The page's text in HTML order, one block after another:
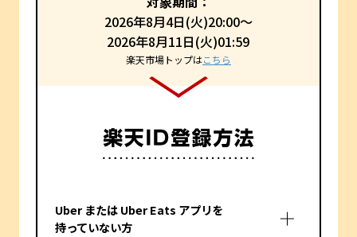
2026年8月4日(火)20:00～
2026年8月11日(火)01:59
楽天市場トップはこちら
Uber または Uber Eats アプリを
持っていない方